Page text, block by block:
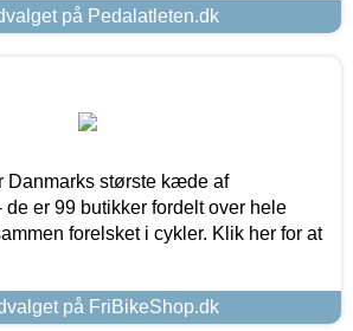
på Pedalatleten.dk
Danmarks største kæde af
de er 99 butikker fordelt over hele
forelsket i cykler. Klik her for at
på FriBikeShop.dk